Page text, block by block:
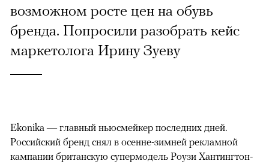
возможном росте цен на обувь
бренда. Попросили разобрать кейс
маркетолога Ирину Зуеву
Ekonika — главный ньюсмейкер последних дней.
Российский бренд снял в осенне-зимней рекламной
кампании британскую супермодель Роузи Хантингтон-